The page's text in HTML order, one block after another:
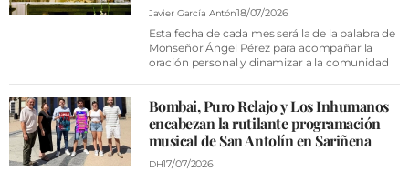
GALERÍAS
CONTACTAR
FIESTAS EN EL ALTO ARAGÓN
FIESTAS DE SAN LORENZO
Javier García Antón18/07/2026
Esta fecha de cada mes será la de la palabra de
Monseñor Ángel Pérez para acompañar la
oración personal y dinamizar a la comunidad
Bombai, Puro Relajo y Los Inhumanos
encabezan la rutilante programación
musical de San Antolín en Sariñena
DH17/07/2026